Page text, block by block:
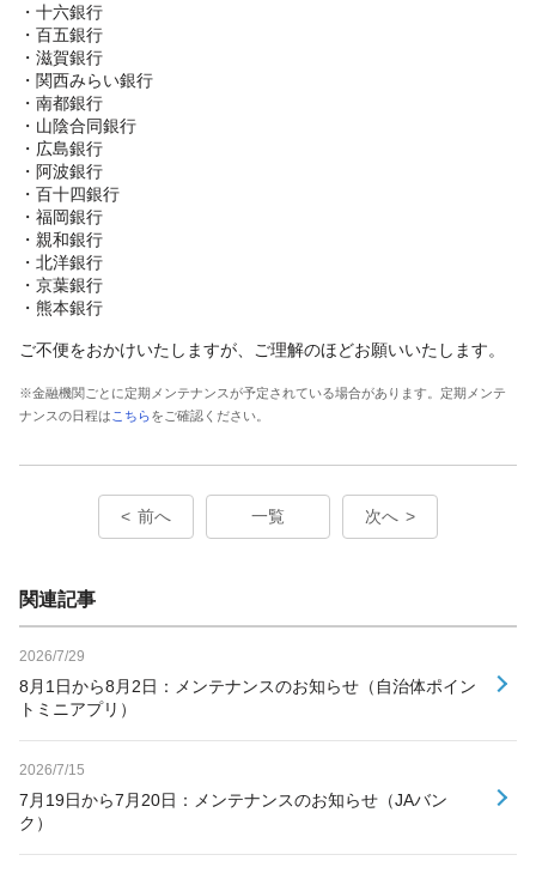
・十六銀行
・百五銀行
・滋賀銀行
・関西みらい銀行
・南都銀行
・山陰合同銀行
・広島銀行
・阿波銀行
・百十四銀行
・福岡銀行
・親和銀行
・北洋銀行
・京葉銀行
・熊本銀行
ご不便をおかけいたしますが、ご理解のほどお願いいたします。
※金融機関ごとに定期メンテナンスが予定されている場合があります。定期メンテ
ナンスの日程は こちらをご確認ください。
前へ 一覧 次へ
関連記事
2026/7/29
8月1日から8月2日：メンテナンスのお知らせ（自治体ポイン
トミニアプリ）
2026/7/15
7月19日から7月20日：メンテナンスのお知らせ（JAバン
ク）